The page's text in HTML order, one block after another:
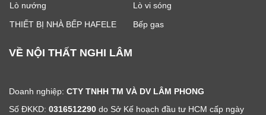
Lò nướng
Lò vi sóng
THIẾT BỊ NHÀ BẾP HAFELE
Bếp gas
VỀ NỘI THẤT NGHI LÂM
Doanh nghiệp: CTY TNHH TM VÀ DV LÂM PHONG
Số ĐKKD: 0316512290 do Sở Kế hoạch đầu tư HCM cấp ngày